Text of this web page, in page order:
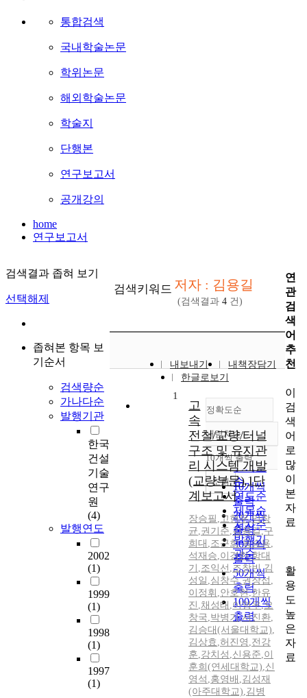
통합검색
국내학술논문
학위논문
해외학술논문
학술지
단행본
연구보고서
공개강의
home
연구보고서
검색결과 좁혀 보기
선택해제
좁혀본 항목 보
기순서
검색량순
가나다순
발행기관
한국
건설
기술
연구
원
(4)
발행연도
2002
(1)
1999
(1)
1998
(1)
1997
(1)
검색키워드 저자 : 김용길
(검색결과 4 건)
내보내기
내책장담기
한글로보기
정확도순
정확도
순
인기도
순
연도순
제목순
저자순
발행기
관순
내림차순
내림차순
10개씩 출력
10개씩
출력
20개씩
출력
30개씩
출력
50개씩
출력
100개씩
출력
조회
1
고
속
전철/교량/터널
구조 및 유지관
리 시스템 개발
(교량부문),1단
계보고서
장승필 ,고현무,임창
균,권기준,김용길,구
희대 ,조근희,옥승용,
석재승,이경한,함대
기 ,조익선 ,조창빈,김
성일 ,심창수,권장섭 ,
이정휘 ,안호현,한유
진 ,채성태 ,이영우,오
창국,박병기,서진환,
김승대(서울대학교),
김상효 ,허진영 ,전강
훈,강치성 ,신용준,이
훈희(연세대학교),신
영석 ,홍영배 ,김성재
(아주대학교),김병
연
관
검
색
어
추
천
이
검
색
어
로
많
이
본
자
료
활
용
도
높
은
자
료